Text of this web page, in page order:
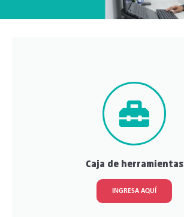
Caja de herramientas
INGRESA AQUÍ